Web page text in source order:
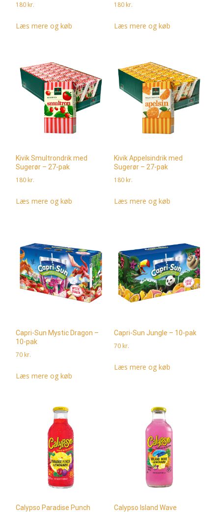
180 kr.
Læs mere og køb
180 kr.
Læs mere og køb
Kivik Smultrondrik med
Sugerør – 27-pak
180 kr.
Læs mere og køb
Kivik Appelsindrik med
Sugerør – 27-pak
180 kr.
Læs mere og køb
Capri-Sun Mystic Dragon –
10-pak
70 kr.
Læs mere og køb
Capri-Sun Jungle – 10-pak
70 kr.
Læs mere og køb
Calypso Paradise Punch
Calypso Island Wave